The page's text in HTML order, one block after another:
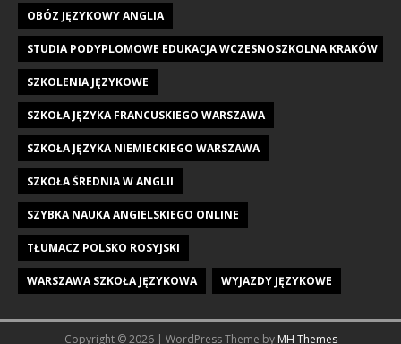
OBÓZ JĘZYKOWY ANGLIA
STUDIA PODYPLOMOWE EDUKACJA WCZESNOSZKOLNA KRAKÓW
SZKOLENIA JĘZYKOWE
SZKOŁA JĘZYKA FRANCUSKIEGO WARSZAWA
SZKOŁA JĘZYKA NIEMIECKIEGO WARSZAWA
SZKOŁA ŚREDNIA W ANGLII
SZYBKA NAUKA ANGIELSKIEGO ONLINE
TŁUMACZ POLSKO ROSYJSKI
WARSZAWA SZKOŁA JĘZYKOWA WYJAZDY JĘZYKOWE
Copyright © 2026 | WordPress Theme by MH Themes